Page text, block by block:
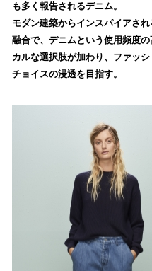
も多く報告されるデニム。
モダン建築からインスパイアさ
融合で、デニムという使用頻度
カルな選択肢が加わり、ファッ
チョイスの浸透を目指す。